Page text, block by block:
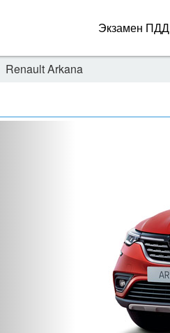
Экзамен ПДД
Renault Arkana